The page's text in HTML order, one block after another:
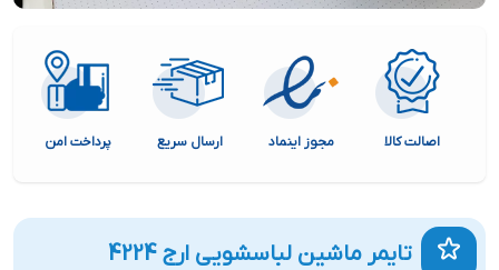
اصالت کالا مجوز اینماد ارسال سریع پرداخت امن
تایمر ماشین لباسشویی ارج 4224